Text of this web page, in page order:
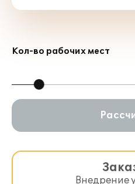
Кол-во рабочих мест
Внедрение